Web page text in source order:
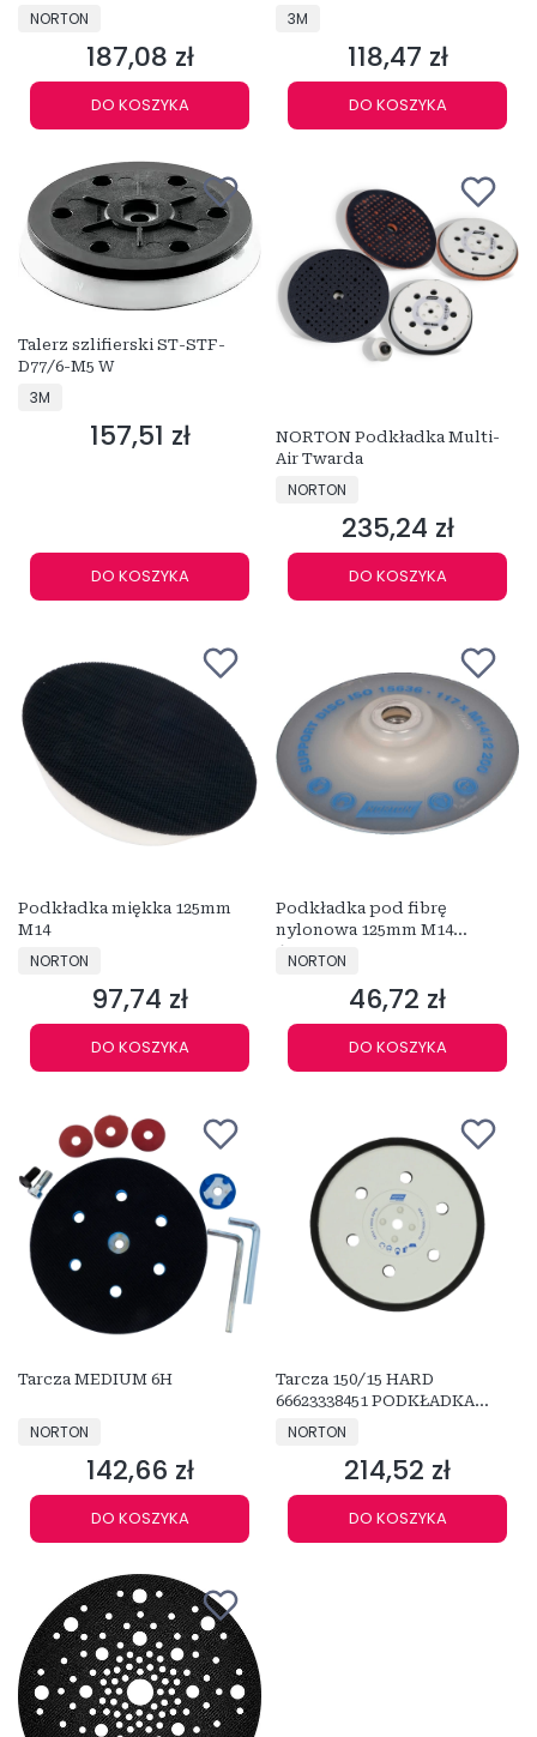
PRODUCENT
NORTON
Cena
187,08 zł
DO KOSZYKA
PRODUCENT
3M
Cena
118,47 zł
DO KOSZYKA
Talerz szlifierski ST-STF-
D77/6-M5 W
PRODUCENT
3M
Cena
157,51 zł
DO KOSZYKA
NORTON Podkładka Multi-
Air Twarda
PRODUCENT
NORTON
Cena
235,24 zł
DO KOSZYKA
Podkładka miękka 125mm
M14
PRODUCENT
NORTON
Cena
97,74 zł
DO KOSZYKA
Podkładka pod fibrę
nylonowa 125mm M14
69957382829
PRODUCENT
NORTON
Cena
46,72 zł
DO KOSZYKA
Tarcza MEDIUM 6H
PRODUCENT
NORTON
Cena
142,66 zł
DO KOSZYKA
Tarcza 150/15 HARD
66623338451 PODKŁADKA
PRODUCENT
NORTON
Cena
214,52 zł
DO KOSZYKA